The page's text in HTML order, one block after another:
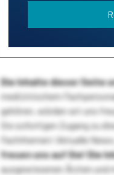
Die Inhalte dieser Seite
medizinischem
gehören, würden wir uns
Sie sofortigen Zugang zu
Fachthemen! Aktuelle
freuen uns auf Sie!Die
ausgewiesenen Ärzten und